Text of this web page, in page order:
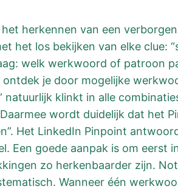
herkennen van een
los bekijken van elke clue:
welk werkwoord of patroon
je door mogelijke
natuurlijk klinkt in alle
wordt duidelijk dat het
Het LinkedIn Pinpoint
Een goede aanpak is om eerst
zo herkenbaarder zijn.
Wanneer één